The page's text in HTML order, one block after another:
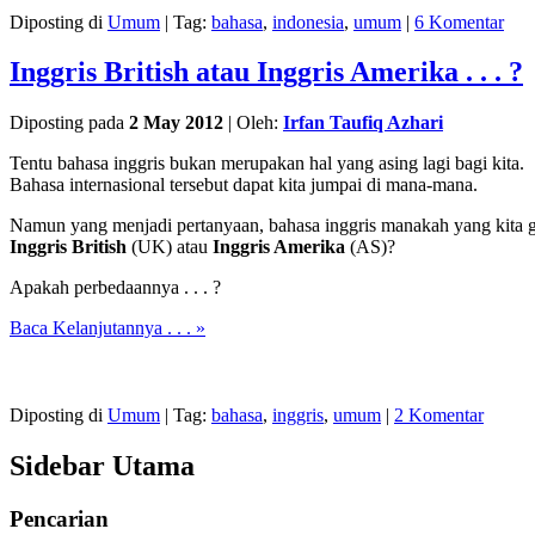
Diposting di Umum | Tag: bahasa, indonesia, umum | 6 Komentar
Inggris British atau Inggris Amerika . . . ?
Diposting pada 2 May 2012 | Oleh: Irfan Taufiq Azhari
Tentu bahasa inggris bukan merupakan hal yang asing lagi bagi kita.
Bahasa internasional tersebut dapat kita jumpai di mana-mana.
Namun yang menjadi pertanyaan, bahasa inggris manakah yang kita
Inggris British (UK) atau Inggris Amerika (AS)?
Apakah perbedaannya . . . ?
Baca Kelanjutannya . . . »
Diposting di Umum | Tag: bahasa, inggris, umum | 2 Komentar
Sidebar Utama
Pencarian